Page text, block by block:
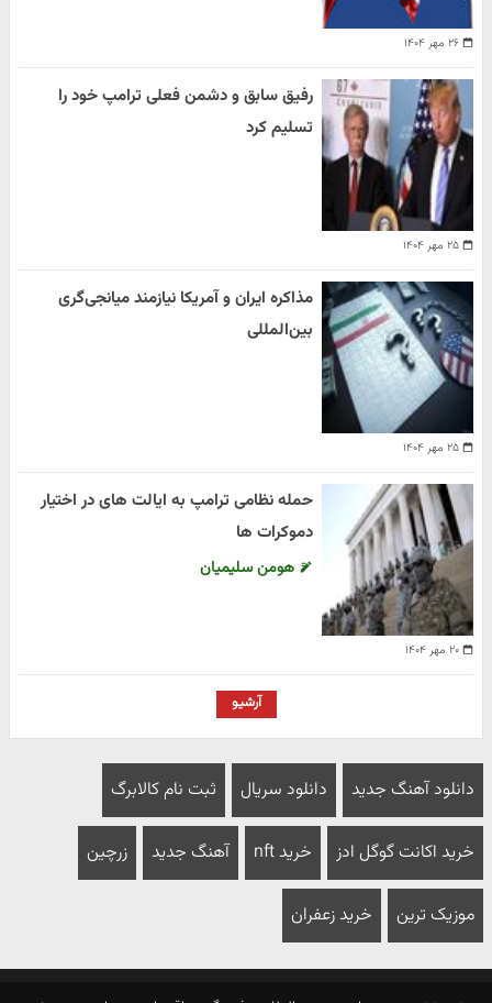
۲۶ مهر ۱۴۰۴
۲۵ مهر ۱۴۰۴
رفیق سابق و دشمن فعلی ترامپ خود را
تسلیم کرد
۲۵ مهر ۱۴۰۴
مذاکره ایران و آمریکا نیازمند میانجی‌گری
بین‌المللی
۲۰ مهر ۱۴۰۴
حمله نظامی ترامپ به ایالت های در اختیار
دموکرات ها
هومن سلیمیان
آرشیو
دانلود آهنگ جدید دانلود سریال ثبت نام کالابرگ
خرید اکانت گوگل ادز خرید nft آهنگ جدید زرچین
موزیک ترین خرید زعفران